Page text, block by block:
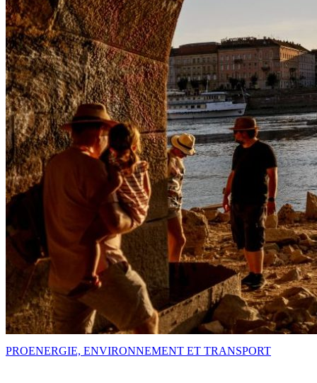
PROENERGIE, ENVIRONNEMENT ET TRANSPORT